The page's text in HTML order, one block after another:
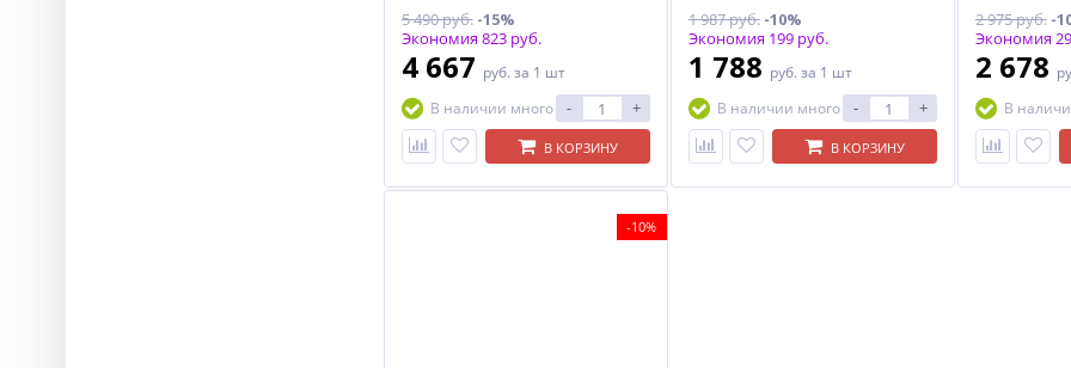
5 490 руб.-15%
Экономия 823 руб.
4 667 руб. за 1 шт
В наличии много
- +
В КОРЗИНУ
1 987 руб.-10%
Экономия 199 руб.
1 788 руб. за 1 шт
В наличии много
- +
В КОРЗИНУ
2 975 руб.-
Экономия
2 678
В
-10%